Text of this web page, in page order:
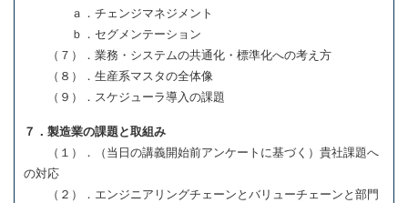
ａ．チェンジマネジメント
ｂ．セグメンテーション
（７）．業務・システムの共通化・標準化への考え方
（８）．生産系マスタの全体像
（９）．スケジューラ導入の課題
７．製造業の課題と取組み
（１）．（当日の講義開始前アンケートに基づく）貴社課題へ
の対応
（２）．エンジニアリングチェーンとバリューチェーンと部門